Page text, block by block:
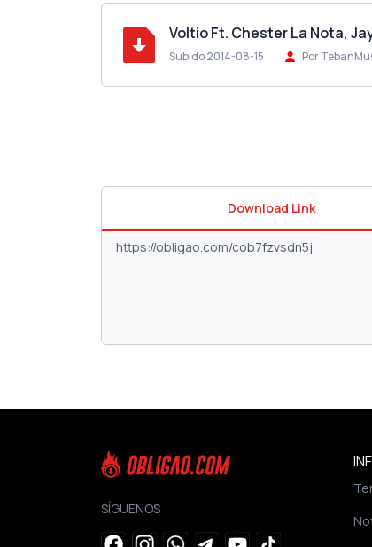
Voltio Ft. Chester La Nota,
Subido 2014-08-15 Por
Download Link
SÍGUENOS